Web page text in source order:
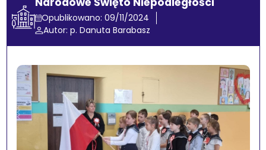
Opublikowano: 09/11/2024
Autor: p. Danuta Barabasz